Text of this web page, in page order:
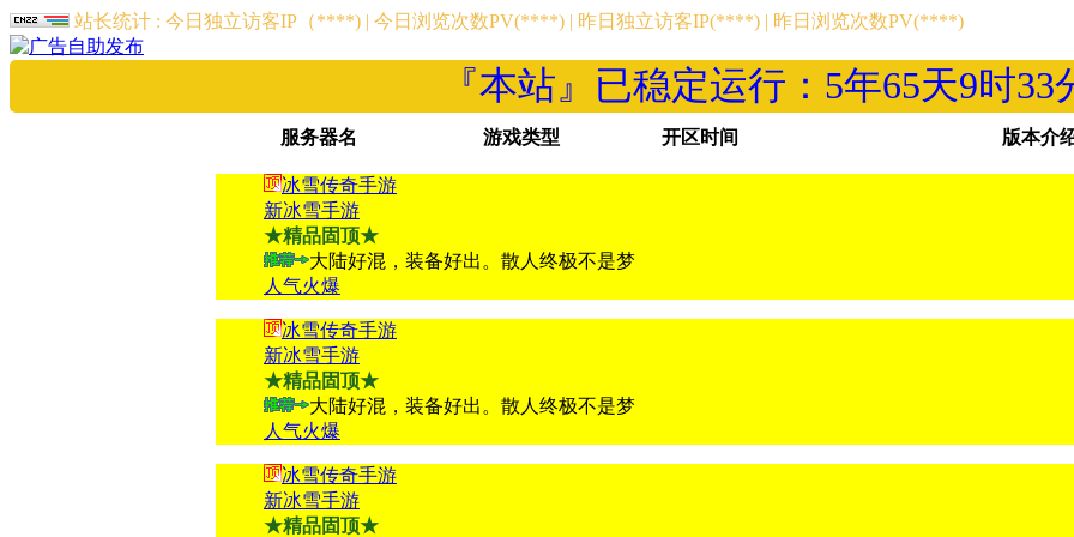
站长统计 : 今日独立访客IP（****) | 今日浏览次数PV(****) | 昨日独立访客IP(****) | 昨日浏览次数PV(****)
『本站』已稳定运行： 5年65天9时33